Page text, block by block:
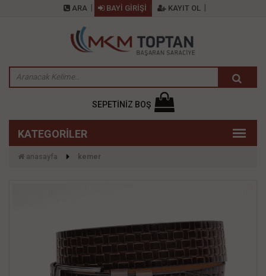
ARA BAYİ GİRİŞİ KAYIT OL
SEPETİNİZ BOŞ
anasayfa kemer